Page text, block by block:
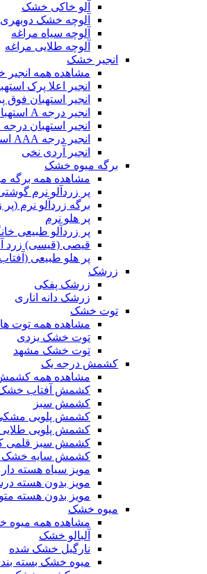
آلو خاکی خشک
آلوچه خشک دوبهری
آلوچه سیاه مراغه
آلوچه طلایی مراغه
انجیر خشک
مشاهده همه انجیر
انجیر اعلا پرک
انجیر استهبان فوق
انجیر درجه A استهبان
انجیر استهبان درجه AA
انجیر درجه AAA استهبان
انجیر آردی نخی
برگه میوه خشک
مشاهده همه برگه
پر زردآلو نرم
برگه زردآلو نرم (پر
پر هلو نرم
پر زردآلو طبیعی
قیصی (قیسی) زرد
پر هلو طبیعی
زرشک
زرشک پفکی
زرشک دانه اناری
توت خشک
مشاهده همه توت ها
توت خشک یزدی
توت خشک مشهد
کشمش درجه یک
مشاهده همه
کشمش آفتاب
کشمش سبز
کشمش پلویی
کشمش پلویی
کشمش سبز قلمی
کشمش سایه خشک
مویز سیاه هسته دار
مویز بدون هسته
مویز بدون هسته
میوه خشک
مشاهده همه میوه
آلبالو خشک
نارگیل خشک شده
میوه خشک بسته